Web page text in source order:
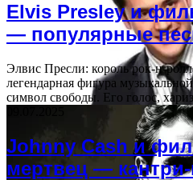
Elvis Presley и
— популярные
Элвис Пресли: король рок-н-
легендарная фигура
символ свободы. Его голос,
Johnny Cash и
мертвец —